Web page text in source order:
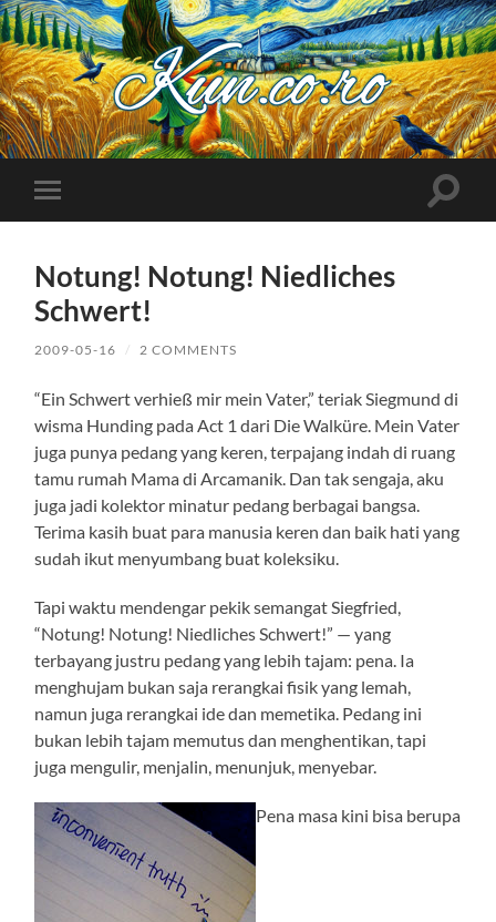
Kuncoro++
Toggle
mobile
Toggle
Notung! Notung! Niedliches
Schwert!
2009-05-16 / 2 COMMENTS
“Ein Schwert verhieß mir mein Vater,” teriak Siegmund di
wisma Hunding pada Act 1 dari Die Walküre. Mein Vater
juga punya pedang yang keren, terpajang indah di ruang
tamu rumah Mama di Arcamanik. Dan tak sengaja, aku
juga jadi kolektor minatur pedang berbagai bangsa.
Terima kasih buat para manusia keren dan baik hati yang
sudah ikut menyumbang buat koleksiku.
Tapi waktu mendengar pekik semangat Siegfried,
“Notung! Notung! Niedliches Schwert!” — yang
terbayang justru pedang yang lebih tajam: pena. Ia
menghujam bukan saja rerangkai fisik yang lemah,
namun juga rerangkai ide dan memetika. Pedang ini
bukan lebih tajam memutus dan menghentikan, tapi
juga mengulir, menjalin, menunjuk, menyebar.
Pena masa kini bisa berupa